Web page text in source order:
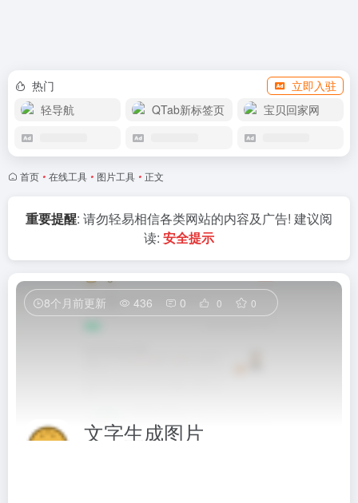
热门
立即入驻
轻导航
QTab新标签页 宝贝回家网
首页 • 在线工具 • 图片工具 • 正文
重要提醒: 请勿轻易相信各类网站的内容及广告! 建议阅
读: 安全提示
8个月前更新 436 0 0 0
文字生成图片